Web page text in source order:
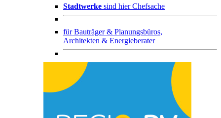
Stadtwerke sind hier Chefsache
fürBauträger & Planungsbüros,
Architekten & Energieberater